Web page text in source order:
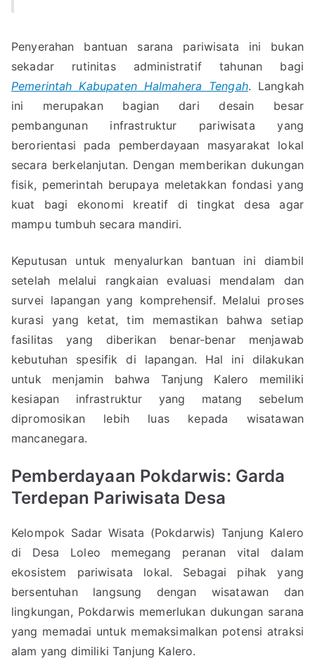
Penyerahan bantuan sarana pariwisata ini bukan
sekadar rutinitas administratif tahunan bagi
Pemerintah Kabupaten Halmahera Tengah. Langkah
ini merupakan bagian dari desain besar
pembangunan infrastruktur pariwisata yang
berorientasi pada pemberdayaan masyarakat lokal
secara berkelanjutan. Dengan memberikan dukungan
fisik, pemerintah berupaya meletakkan fondasi yang
kuat bagi ekonomi kreatif di tingkat desa agar
mampu tumbuh secara mandiri.
Keputusan untuk menyalurkan bantuan ini diambil
setelah melalui rangkaian evaluasi mendalam dan
survei lapangan yang komprehensif. Melalui proses
kurasi yang ketat, tim memastikan bahwa setiap
fasilitas yang diberikan benar-benar menjawab
kebutuhan spesifik di lapangan. Hal ini dilakukan
untuk menjamin bahwa Tanjung Kalero memiliki
kesiapan infrastruktur yang matang sebelum
dipromosikan lebih luas kepada wisatawan
mancanegara.
Pemberdayaan Pokdarwis: Garda
Terdepan Pariwisata Desa
Kelompok Sadar Wisata (Pokdarwis) Tanjung Kalero
di Desa Loleo memegang peranan vital dalam
ekosistem pariwisata lokal. Sebagai pihak yang
bersentuhan langsung dengan wisatawan dan
lingkungan, Pokdarwis memerlukan dukungan sarana
yang memadai untuk memaksimalkan potensi atraksi
alam yang dimiliki Tanjung Kalero.